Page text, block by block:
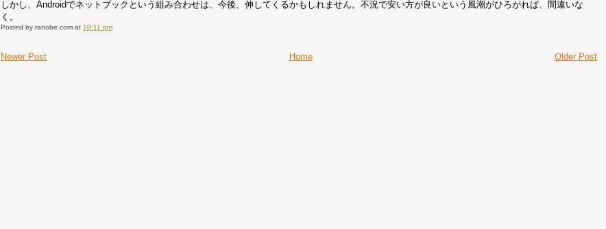
しかし、Androidでネットブックという組み合わせは、今後、伸してくるかもしれません。不況で安い方が良いという風潮がひろがれば、間違いな
く。
Posted byranobe.com at 10:11 pm
Newer Post Older Post
Home